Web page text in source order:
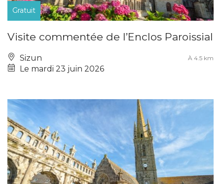
Gratuit
Visite commentée de l’Enclos Paroissial
Sizun À 4.5 km
Le mardi 23 juin 2026